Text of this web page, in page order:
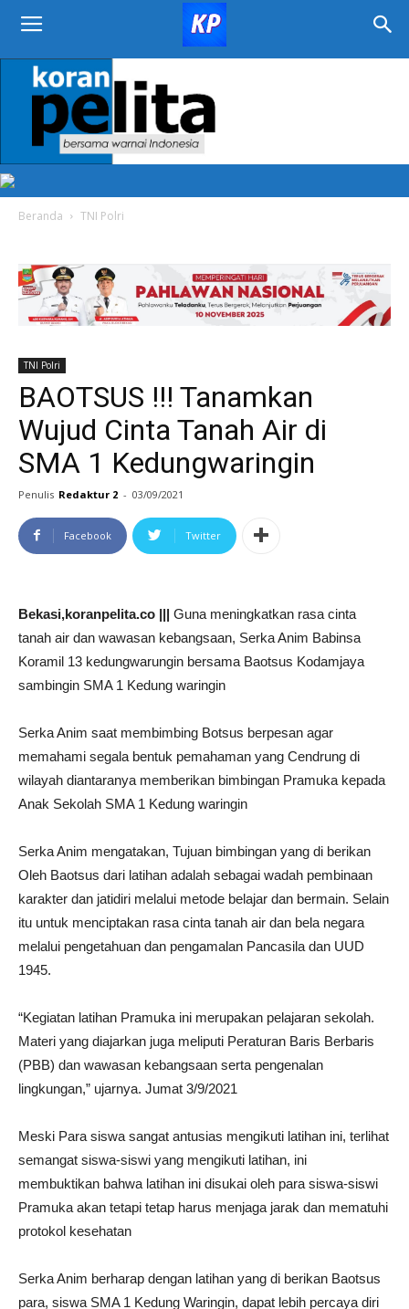
KORAN
PELITA
Beranda TNI Polri
TNI Polri
BAOTSUS !!! Tanamkan
Wujud Cinta Tanah Air di
SMA 1 Kedungwaringin
Penulis Redaktur 2 - 03/09/2021
Facebook Twitter
Bekasi,koranpelita.co ||| Guna meningkatkan rasa cinta
tanah air dan wawasan kebangsaan, Serka Anim Babinsa
Koramil 13 kedungwarungin bersama Baotsus Kodamjaya
sambingin SMA 1 Kedung waringin
Serka Anim saat membimbing Botsus berpesan agar
memahami segala bentuk pemahaman yang Cendrung di
wilayah diantaranya memberikan bimbingan Pramuka kepada
Anak Sekolah SMA 1 Kedung waringin
Serka Anim mengatakan, Tujuan bimbingan yang di berikan
Oleh Baotsus dari latihan adalah sebagai wadah pembinaan
karakter dan jatidiri melalui metode belajar dan bermain. Selain
itu untuk menciptakan rasa cinta tanah air dan bela negara
melalui pengetahuan dan pengamalan Pancasila dan UUD
1945.
“Kegiatan latihan Pramuka ini merupakan pelajaran sekolah.
Materi yang diajarkan juga meliputi Peraturan Baris Berbaris
(PBB) dan wawasan kebangsaan serta pengenalan
lingkungan,” ujarnya. Jumat 3/9/2021
Meski Para siswa sangat antusias mengikuti latihan ini, terlihat
semangat siswa-siswi yang mengikuti latihan, ini
membuktikan bahwa latihan ini disukai oleh para siswa-siswi
Pramuka akan tetapi tetap harus menjaga jarak dan mematuhi
protokol kesehatan
Serka Anim berharap dengan latihan yang di berikan Baotsus
para, siswa SMA 1 Kedung Waringin, dapat lebih percaya diri